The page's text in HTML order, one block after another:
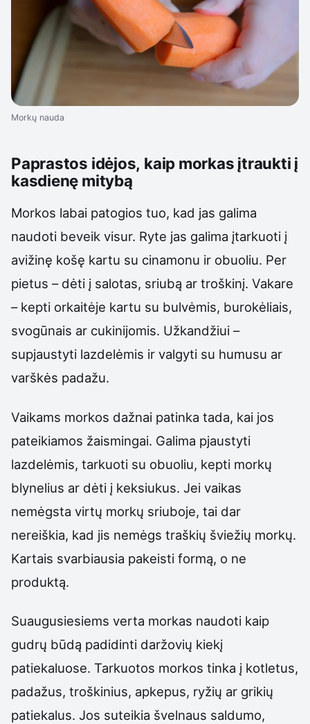
Morkų nauda
Paprastos idėjos, kaip morkas įtraukti į
kasdienę mitybą
Morkos labai patogios tuo, kad jas galima
naudoti beveik visur. Ryte jas galima įtarkuoti į
avižinę košę kartu su cinamonu ir obuoliu. Per
pietus – dėti į salotas, sriubą ar troškinį. Vakare
– kepti orkaitėje kartu su bulvėmis, burokėliais,
svogūnais ar cukinijomis. Užkandžiui –
supjaustyti lazdelėmis ir valgyti su humusu ar
varškės padažu.
Vaikams morkos dažnai patinka tada, kai jos
pateikiamos žaismingai. Galima pjaustyti
lazdelėmis, tarkuoti su obuoliu, kepti morkų
blynelius ar dėti į keksiukus. Jei vaikas
nemėgsta virtų morkų sriuboje, tai dar
nereiškia, kad jis nemėgs traškių šviežių morkų.
Kartais svarbiausia pakeisti formą, o ne
produktą.
Suaugusiesiems verta morkas naudoti kaip
gudrų būdą padidinti daržovių kiekį
patiekaluose. Tarkuotos morkos tinka į kotletus,
padažus, troškinius, apkepus, ryžių ar grikių
patiekalus. Jos suteikia švelnaus saldumo,